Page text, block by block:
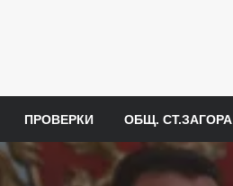
ПРОВЕРКИ ОБЩ. СТ.ЗАГОРА